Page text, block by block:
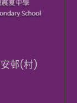
邨(村)